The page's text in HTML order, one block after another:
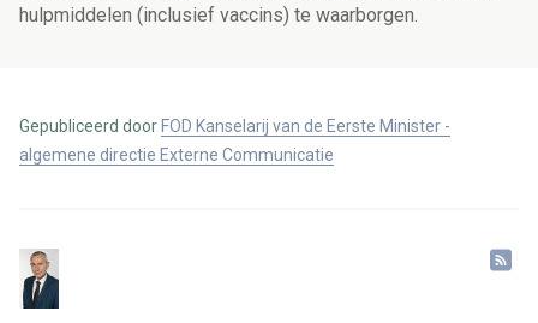
hulpmiddelen (inclusief vaccins) te waarborgen.
Gepubliceerd door FOD Kanselarij van de Eerste Minister -
algemene directie Externe Communicatie